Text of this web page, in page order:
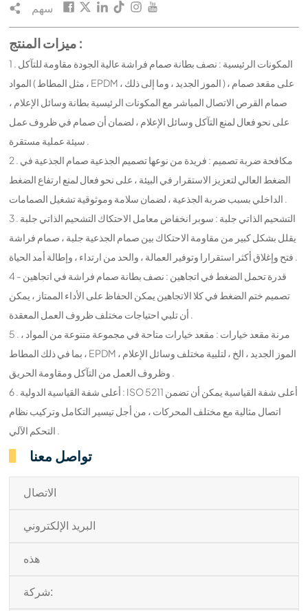
سهم
ميزات المنتج :
1 . المكونات الرئيسية : نصف بطانة صمام فراشة عالية الجودة مقاومة للتآكل
المواد ( مثل المطاط ، EPDM ، الموز الجديد ، وما إلى ذلك ) على مقعد صمام ،
صمام القرص الاتصال المباشر مع المكونات الرئيسية بطانة وسائل الإعلام ،
على نحو فعال لمنع التآكل وسائل الإعلام ، لضمان أن صمام في ظروف عمل
سيئة عملية مستقرة .
2 . مكافحة ضربة تصميم : فريدة من نوعها تصميم الجذعية صمام الجذعية في
الضغط العالي لتعزيز الاستقرار في البيئة ، على نحو فعال لمنع ارتفاع الضغط
الداخلي بسبب ضربة الجذعية ، لضمان سلامة وموثوقية تشغيل الصمامات .
3 . التشحيم الذاتي جلبة : سوبر انخفاض معامل الاحتكاك التشحيم الذاتي جلبة
يقلل بشكل كبير من مقاومة الاحتكاك بين صمام الجذعية جلبة ، صمام فراشة
فتح وإغلاق أكثر استقرارا وتوفير العمالة ، والحد من ارتداء ، وإطالة أمد الحياة .
4 - قدرة تحمل الضغط في اتجاهين : نصف بطانة صمام فراشة في اتجاهين
تصميم ختم الضغط في كلا الاتجاهين يمكن الحفاظ على الأداء الممتاز ، يمكن
أن تلبي احتياجات مختلف ظروف العمل المعقدة .
5 . مرنة مقعد خيارات : مقعد خيارات متاحة في مجموعة متنوعة من المواد ،
بما في ذلك المطاط ، EPDM ، الموز الجديد ، الخ ، لتلبية مختلف وسائل الإعلام
وظروف العمل من التآكل ومقاومة الحريق .
6 . أعلى شفة القياسية الدولية : ISO 5211 أعلى شفة القياسية يمكن أن تضمن
اتصال مثالية مع مختلف المحركات ، من أجل تيسير التكامل وتركيب نظام
التحكم الآلي .
تواصل معنا